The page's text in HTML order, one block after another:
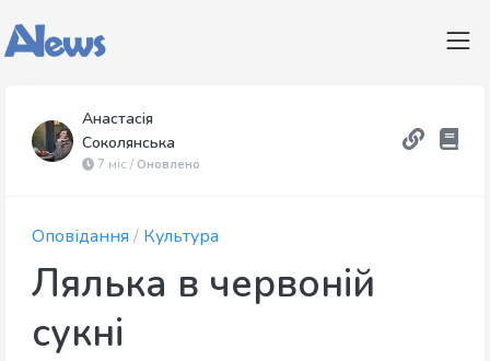
Анастасія
Соколянська
7 міс / Оновлено
Оповідання / Культура
Лялька в червоній
сукні